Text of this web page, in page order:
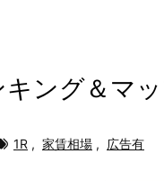
ング＆マ
1R , 家賃相場 , 広告有